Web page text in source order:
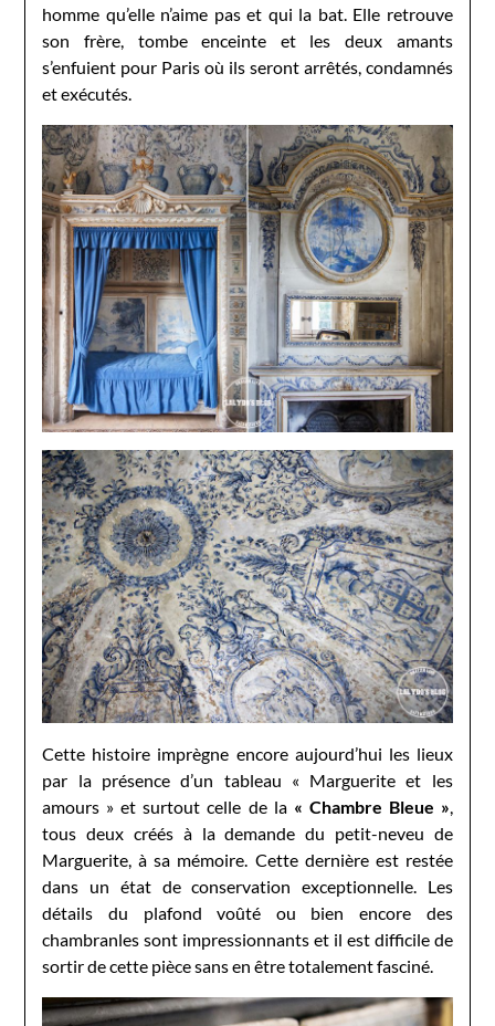
homme qu’elle n’aime pas et qui la bat. Elle retrouve
son frère, tombe enceinte et les deux amants
s’enfuient pour Paris où ils seront arrêtés, condamnés
et exécutés.
Cette histoire imprègne encore aujourd’hui les lieux
par la présence d’un tableau « Marguerite et les
amours » et surtout celle de la « Chambre Bleue »,
tous deux créés à la demande du petit-neveu de
Marguerite, à sa mémoire. Cette dernière est restée
dans un état de conservation exceptionnelle. Les
détails du plafond voûté ou bien encore des
chambranles sont impressionnants et il est difficile de
sortir de cette pièce sans en être totalement fasciné.